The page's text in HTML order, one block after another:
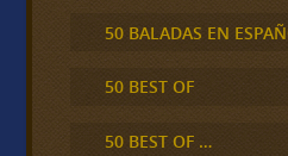
50 BALADAS EN
50 BEST OF
50 BEST OF …